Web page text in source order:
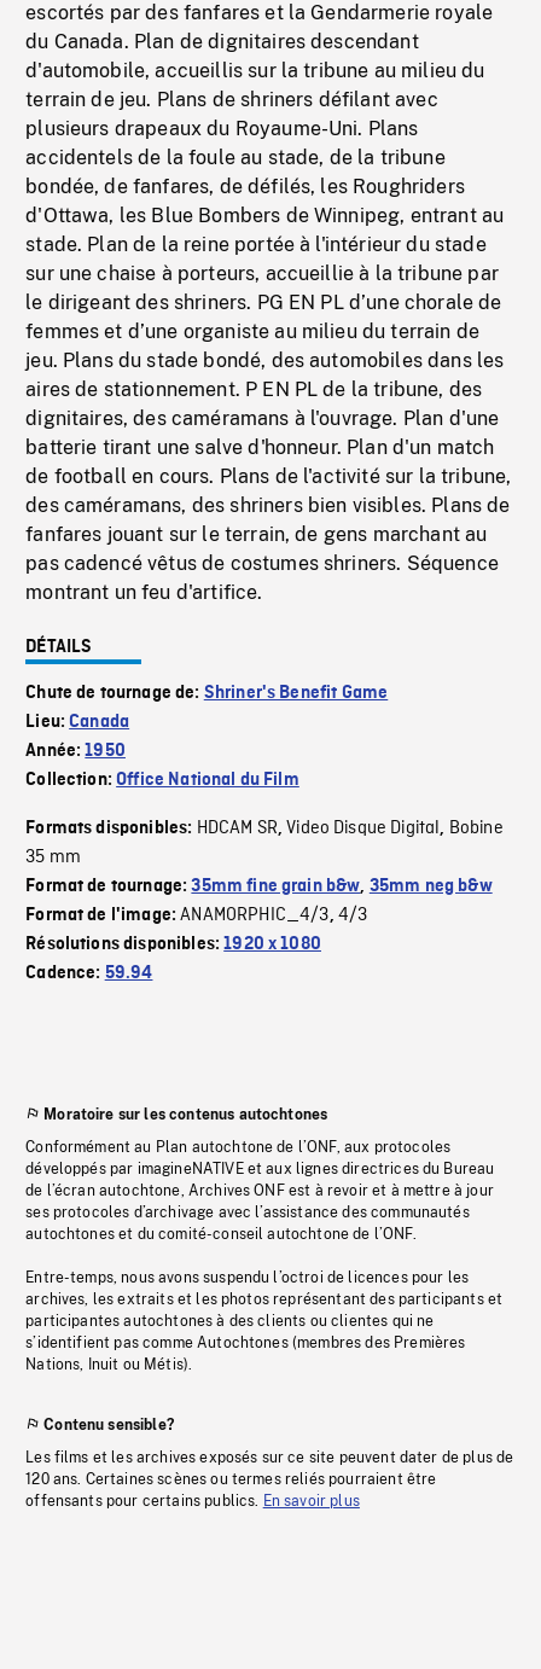
escortés par des fanfares et la Gendarmerie royale
du Canada. Plan de dignitaires descendant
d'automobile, accueillis sur la tribune au milieu du
terrain de jeu. Plans de shriners défilant avec
plusieurs drapeaux du Royaume-Uni. Plans
accidentels de la foule au stade, de la tribune
bondée, de fanfares, de défilés, les Roughriders
d'Ottawa, les Blue Bombers de Winnipeg, entrant au
stade. Plan de la reine portée à l'intérieur du stade
sur une chaise à porteurs, accueillie à la tribune par
le dirigeant des shriners. PG EN PL d’une chorale de
femmes et d’une organiste au milieu du terrain de
jeu. Plans du stade bondé, des automobiles dans les
aires de stationnement. P EN PL de la tribune, des
dignitaires, des caméramans à l'ouvrage. Plan d'une
batterie tirant une salve d'honneur. Plan d'un match
de football en cours. Plans de l'activité sur la tribune,
des caméramans, des shriners bien visibles. Plans de
fanfares jouant sur le terrain, de gens marchant au
pas cadencé vêtus de costumes shriners. Séquence
montrant un feu d'artifice.
DÉTAILS
Chute de tournage de: Shriner's Benefit Game
Lieu:Canada
Année:1950
Collection:Office National du Film
Formats disponibles: HDCAM SR,Video Disque Digital, Bobine
35 mm
Format de tournage:35mm fine grain b&w, 35mm neg b&w
Format de l'image:ANAMORPHIC_4/3, 4/3
Résolutions disponibles:1920 x 1080
Cadence: 59.94
Moratoire sur les contenus autochtones
Conformément au Plan autochtone de l’ONF, aux protocoles
développés par imagineNATIVE et aux lignes directrices du Bureau
de l’écran autochtone, Archives ONF est à revoir et à mettre à jour
ses protocoles d’archivage avec l’assistance des communautés
autochtones et du comité-conseil autochtone de l’ONF.
Entre-temps, nous avons suspendu l’octroi de licences pour les
archives, les extraits et les photos représentant des participants et
participantes autochtones à des clients ou clientes qui ne
s’identifient pas comme Autochtones (membres des Premières
Nations, Inuit ou Métis).
Contenu sensible?
Les films et les archives exposés sur ce site peuvent dater de plus de
120 ans. Certaines scènes ou termes reliés pourraient être
offensants pour certains publics. En savoir plus